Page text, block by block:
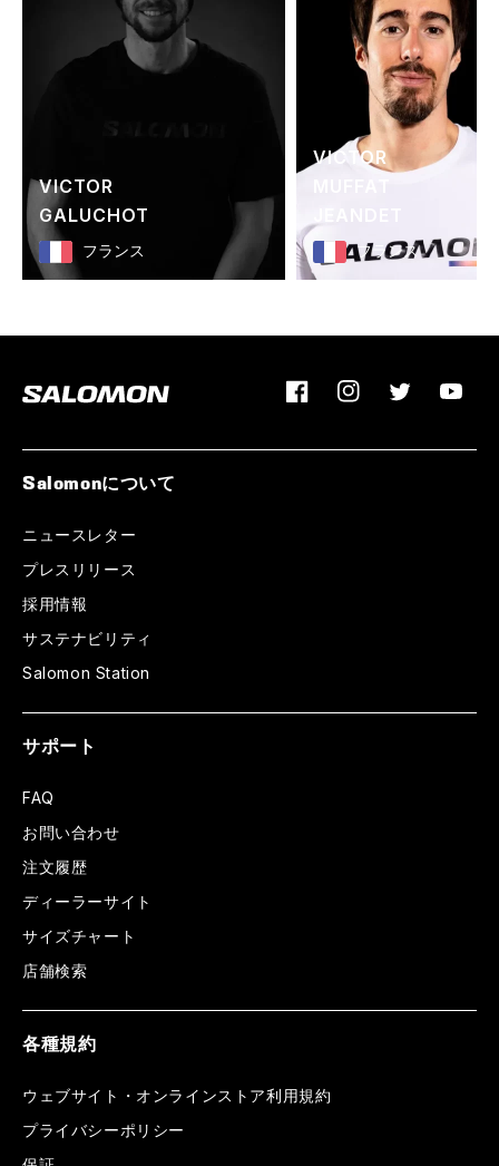
VICTOR
GALUCHOT
フランス
VICTOR
フランス
FacebookInstagramTwitter
Salomonについて
ニュースレター
プレスリリース
採用情報
サステナビリティ
Salomon Station
サポート
FAQ
お問い合わせ
注文履歴
ディーラーサイト
サイズチャート
店舗検索
各種規約
ウェブサイト・オンラインストア利用規約
プライバシーポリシー